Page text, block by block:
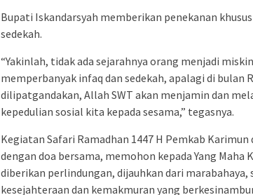
Bupati Iskandarsyah memberikan penekanan
sedekah.
“Yakinlah, tidak ada sejarahnya orang menjadi
memperbanyak infaq dan sedekah, apalagi di bulan
dilipatgandakan, Allah SWT akan menjamin dan
kepedulian sosial kita kepada sesama,” tegasnya.
Kegiatan Safari Ramadhan 1447 H Pemkab
dengan doa bersama, memohon kepada Yang Maha
diberikan perlindungan, dijauhkan dari
kesejahteraan dan kemakmuran yang